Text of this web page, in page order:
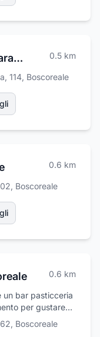
Studio Dentistico Ciaravolo 0.5 km
114, Boscoreale
0.6 km
, Boscoreale
0.6 km
un bar pasticceria
per gustare
di qualità, gelati
Squisite bontà
, Boscoreale